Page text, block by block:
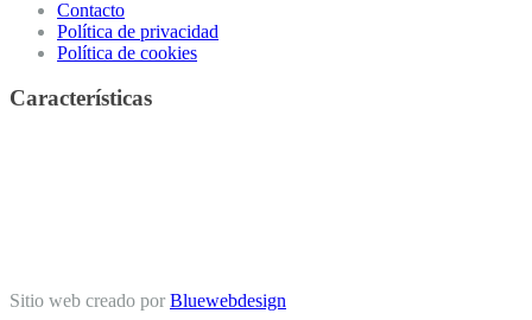
Contacto
Política de privacidad
Política de cookies
Características
Sitio web creado por Bluewebdesign